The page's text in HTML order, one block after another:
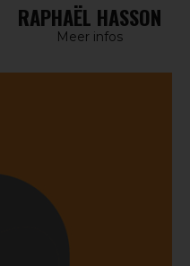
RAPHAËL HASSON
Meer infos